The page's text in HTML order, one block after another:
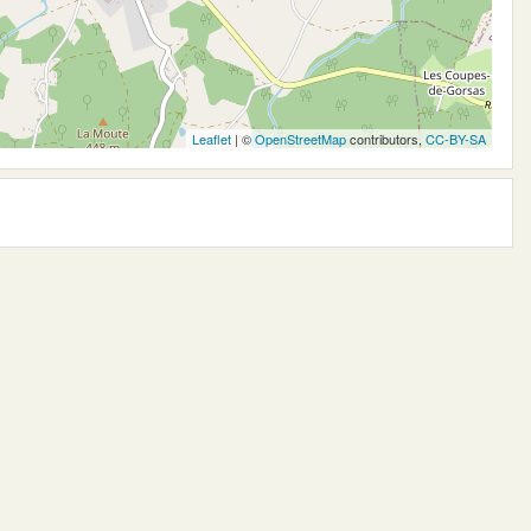
Leaflet| ©OpenStreetMapcontributors, CC-BY-SA